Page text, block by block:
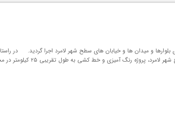
بلوارها و میدان ها و خیابان های سطح شهر لامرد اجرا گردید. در
و خط کشی به طول تقریبی ۲۵ کیلومتر در محل های زیر اجرا گردید: …